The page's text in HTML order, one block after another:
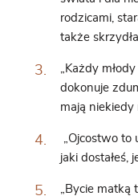
rodzicami,
także
„Każdy
dokonuje
mają niekiedy
„Ojcostwo to
jaki dostałeś,
„Bycie